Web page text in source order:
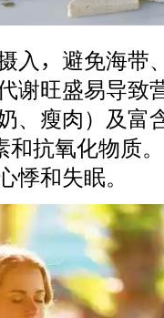
入，避免海带
谢旺盛易导致
、瘦肉）及富
和抗氧化物质
悸和失眠。